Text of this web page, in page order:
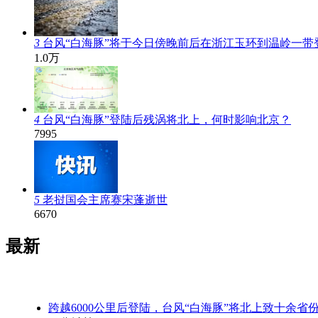
3 台风“白海豚”将于今日傍晚前后在浙江玉环到温岭一带
1.0万
4 台风“白海豚”登陆后残涡将北上，何时影响北京？
7995
5 老挝国会主席赛宋蓬逝世
6670
最新
跨越6000公里后登陆，台风“白海豚”将北上致十余省